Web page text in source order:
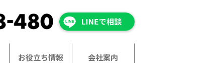
お役立ち情報 会社案内